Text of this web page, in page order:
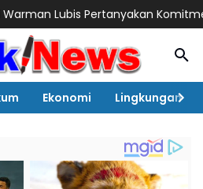
Komitmen terhadap
Ekonomi Lingkungan